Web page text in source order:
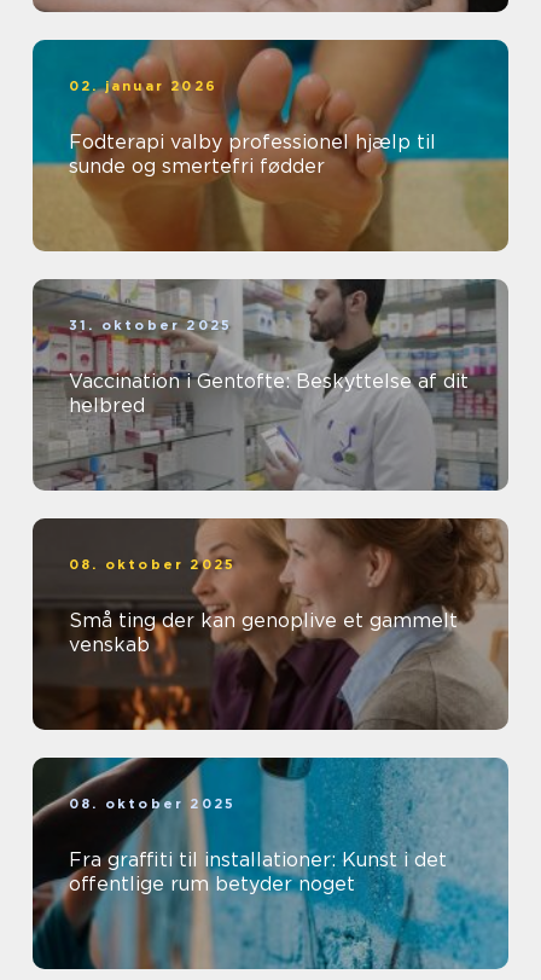
02. januar 2026
Fodterapi valby professionel hjælp til
sunde og smertefri fødder
31. oktober 2025
Vaccination i Gentofte: Beskyttelse af dit
helbred
08. oktober 2025
Små ting der kan genoplive et gammelt
venskab
08. oktober 2025
Fra graffiti til installationer: Kunst i det
offentlige rum betyder noget